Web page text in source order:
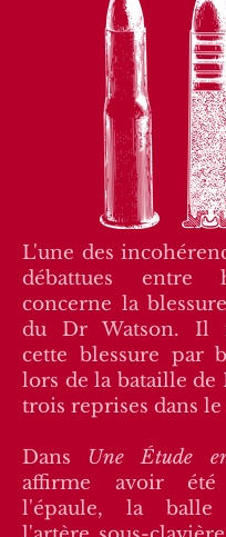
L'une des
débattues entre
concerne la
du Dr Watson. Il
cette blessure par
lors de la bataille de
trois reprises dans le
Dans Une Étude
affirme avoir
l'épaule, la